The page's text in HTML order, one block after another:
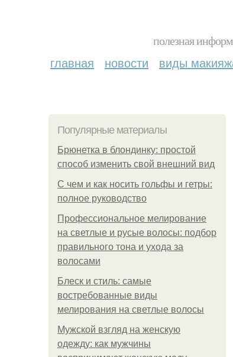
полезная
главная новости виды
Популярные материалы
Брюнетка в блондинку: простой
способ изменить свой внешний вид
С чем и как носить гольфы и гетры:
полное руководство
Профессиональное мелирование
на светлые и русые волосы: подбор
правильного тона и ухода за
волосами
Блеск и стиль: самые
востребованные виды
мелирования на светлые волосы
Мужской взгляд на женскую
одежду: как мужчины